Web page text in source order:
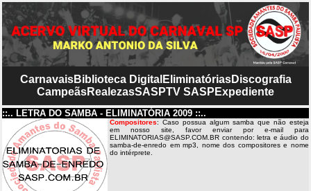
CarnavaisBiblioteca Digital EliminatóriasDiscografia
CampeãsRealezasSASPTV SASP Expediente
::.. LETRA DO SAMBA - ELIMINATÓRIA 2009 ::..
Compositores: Caso possua algum samba que não esteja
em nosso site, favor enviar por e-mail para
ELIMINATORIAS@SASP.COM.BR contendo: letra e áudio do
samba-de-enredo em mp3, nome dos compositores e nome
do intérprete.